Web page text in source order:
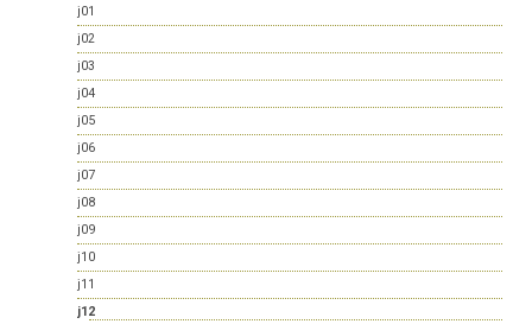
j01
j02
j03
j04
j05
j06
j07
j08
j09
j10
j11
j12